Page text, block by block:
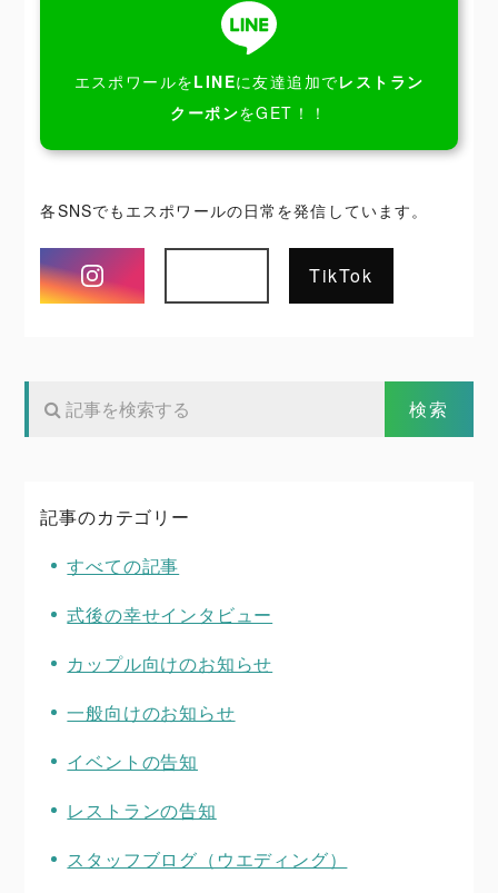
エスポワールをLINEに友達追加でレストラン
クーポンをGET！！
各SNSでもエスポワールの日常を発信しています。
Instagram
TikTok
記事のカテゴリー
すべての記事
式後の幸せインタビュー
カップル向けのお知らせ
一般向けのお知らせ
イベントの告知
レストランの告知
スタッフブログ（ウエディング）